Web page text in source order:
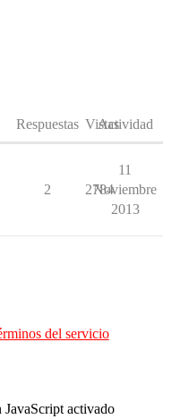
Respuestas Vistas
Actividad
2 2784
11
Noviembre
2013
del servicio
JavaScript activado